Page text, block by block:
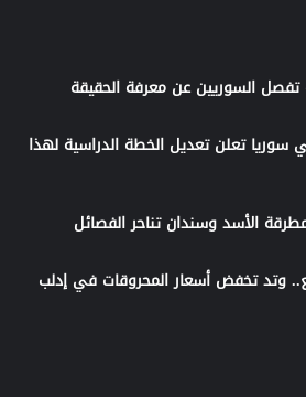
تفصل السوريين عن معرفة الحقيقة
سوريا تعلن تعديل الخطة الدراسية لهذا
الأسد وسندان تناحر الفصائل
وتد تخفض أسعار المحروقات في إدلب